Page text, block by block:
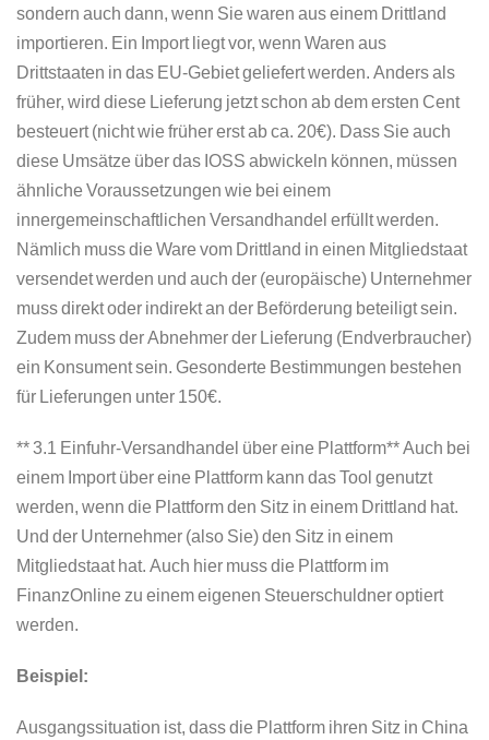
sondern auch dann, wenn Sie waren aus einem Drittland
importieren. Ein Import liegt vor, wenn Waren aus
Drittstaaten in das EU-Gebiet geliefert werden. Anders als
früher, wird diese Lieferung jetzt schon ab dem ersten Cent
besteuert (nicht wie früher erst ab ca. 20€). Dass Sie auch
diese Umsätze über das IOSS abwickeln können, müssen
ähnliche Voraussetzungen wie bei einem
innergemeinschaftlichen Versandhandel erfüllt werden.
Nämlich muss die Ware vom Drittland in einen Mitgliedstaat
versendet werden und auch der (europäische) Unternehmer
muss direkt oder indirekt an der Beförderung beteiligt sein.
Zudem muss der Abnehmer der Lieferung (Endverbraucher)
ein Konsument sein. Gesonderte Bestimmungen bestehen
für Lieferungen unter 150€.
** 3.1 Einfuhr-Versandhandel über eine Plattform** Auch bei
einem Import über eine Plattform kann das Tool genutzt
werden, wenn die Plattform den Sitz in einem Drittland hat.
Und der Unternehmer (also Sie) den Sitz in einem
Mitgliedstaat hat. Auch hier muss die Plattform im
FinanzOnline zu einem eigenen Steuerschuldner optiert
werden.
Beispiel:
Ausgangssituation ist, dass die Plattform ihren Sitz in China